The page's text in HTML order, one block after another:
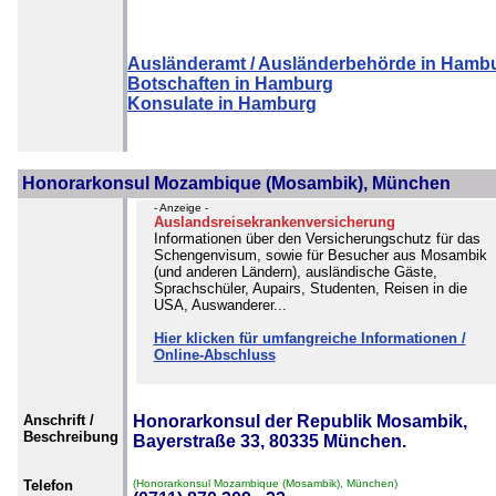
Ausländeramt / Ausländerbehörde in
Botschaften in Hamburg
Konsulate in Hamburg
Honorarkonsul Mozambique (Mosambik), München
- Anzeige -
Auslandsreisekrankenversicherung
Informationen über den Versicherungschutz für das
Schengenvisum, sowie für Besucher aus Mosambik
(und anderen Ländern), ausländische Gäste,
Sprachschüler, Aupairs, Studenten, Reisen in die
USA, Auswanderer...
Hier klicken für umfangreiche Informationen /
Online-Abschluss
Anschrift /
Beschreibung
Honorarkonsul der Republik Mosambik,
Bayerstraße 33, 80335 München.
Telefon (Honorarkonsul Mozambique (Mosambik), München)